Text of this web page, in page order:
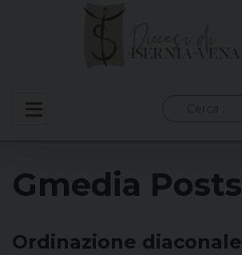
per:
Gmedia Posts
Ordinazione diaconale